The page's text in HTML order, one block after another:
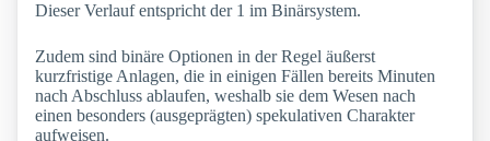
Dieser Verlauf entspricht der 1 im Binärsystem.
Zudem sind binäre Optionen in der Regel äußerst
kurzfristige Anlagen, die in einigen Fällen bereits Minuten
nach Abschluss ablaufen, weshalb sie dem Wesen nach
einen besonders (ausgeprägten) spekulativen Charakter
aufweisen.